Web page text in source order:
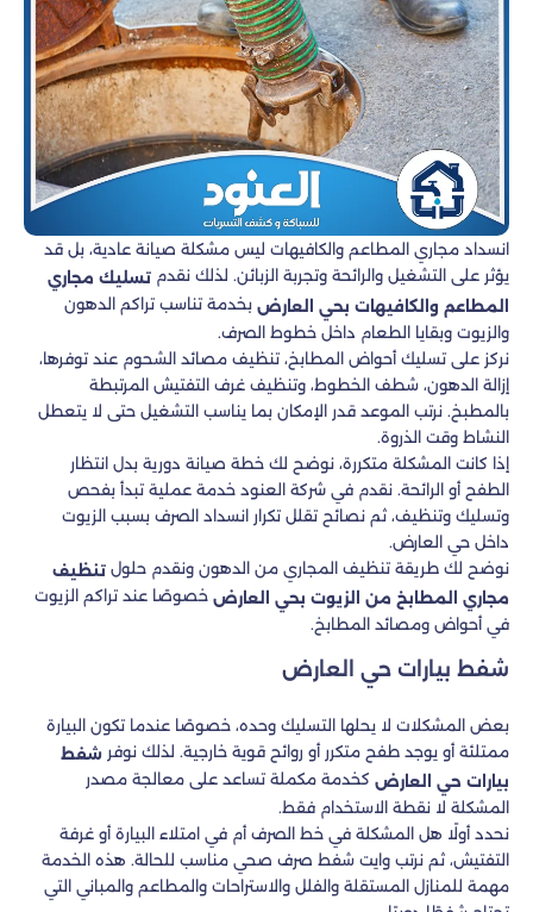
انسداد مجاري المطاعم والكافيهات ليس مشكلة صيانة عادية، بل قد
يؤثر على التشغيل والرائحة وتجربة الزبائن. لذلك نقدم تسليك مجاري
المطاعم والكافيهات بحي العارض بخدمة تناسب تراكم الدهون
والزيوت وبقايا الطعام داخل خطوط الصرف.
نركز على تسليك أحواض المطابخ، تنظيف مصائد الشحوم عند توفرها،
إزالة الدهون، شطف الخطوط، وتنظيف غرف التفتيش المرتبطة
بالمطبخ. نرتب الموعد قدر الإمكان بما يناسب التشغيل حتى لا يتعطل
النشاط وقت الذروة.
إذا كانت المشكلة متكررة، نوضح لك خطة صيانة دورية بدل انتظار
الطفح أو الرائحة. نقدم في شركة العنود خدمة عملية تبدأ بفحص
وتسليك وتنظيف، ثم نصائح تقلل تكرار انسداد الصرف بسبب الزيوت
داخل حي العارض.
نوضح لك طريقة تنظيف المجاري من الدهون ونقدم حلول تنظيف
مجاري المطابخ من الزيوت بحي العارض خصوصًا عند تراكم الزيوت
في أحواض ومصائد المطابخ.
شفط بيارات حي العارض
بعض المشكلات لا يحلها التسليك وحده، خصوصًا عندما تكون البيارة
ممتلئة أو يوجد طفح متكرر أو روائح قوية خارجية. لذلك نوفر شفط
بيارات حي العارض كخدمة مكملة تساعد على معالجة مصدر
المشكلة لا نقطة الاستخدام فقط.
نحدد أولًا هل المشكلة في خط الصرف أم في امتلاء البيارة أو غرفة
التفتيش، ثم نرتب وايت شفط صرف صحي مناسب للحالة. هذه الخدمة
مهمة للمنازل المستقلة والفلل والاستراحات والمطاعم والمباني التي